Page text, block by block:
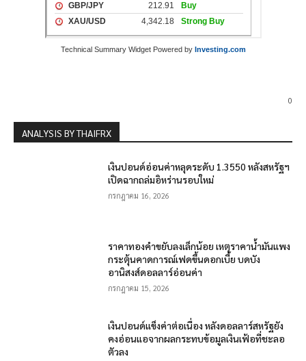
Technical Summary Widget Powered by Investing.com
0
ANALYSIS BY THAIFRX
เงินปอนด์อ่อนค่าหลุดระดับ 1.3550 หลังสหรัฐฯ
เปิดฉากถล่มอิหร่านรอบใหม่
กรกฎาคม 16, 2026
ราคาทองคำขยับลงเล็กน้อย เหตุราคาน้ำมันแพง
กระตุ้นคาดการณ์เฟดขึ้นดอกเบี้ย บดบัง
อานิสงส์ดอลลาร์อ่อนค่า
กรกฎาคม 15, 2026
เงินปอนด์แข็งค่าต่อเนื่อง หลังดอลลาร์สหรัฐยัง
คงอ่อนแอจากผลกระทบข้อมูลเงินเฟ้อที่ชะลอ
ตัวลง